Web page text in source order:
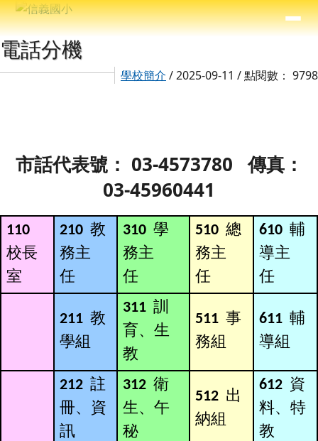
跳至主內容區
信義國小
⏸
導覽列
主內容區域
電話分機
學校簡介 / 2025-09-11 / 點閱數： 9798
市話代表號： 03-4573780 傳真：
03-45960441
110
校長
室
210 教
務主
任
310 學
務主
任
510 總
務主
任
610 輔
導主
任
211 教
學組
311 訓
育、生
教
511 事
務組
611 輔
導組
empty head
212 註
冊、資
訊
312 衛
生、午
秘
512 出
納組
612 資
料、特
教
頁尾區域